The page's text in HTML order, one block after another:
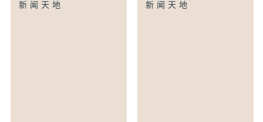
新闻天地 新闻天地